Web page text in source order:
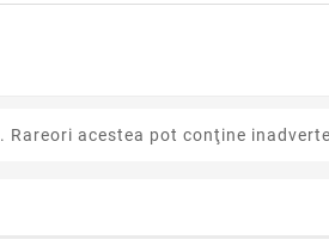
acestea pot conţine